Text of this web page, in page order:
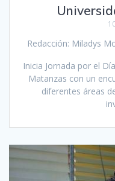
Redacción: Miladys
Inicia Jornada por el
Matanzas con un
diferentes áreas